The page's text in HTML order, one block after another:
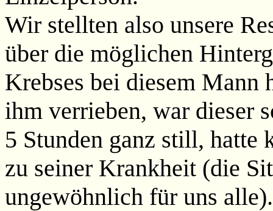
Wir stellten also unsere
über die möglichen
Krebses bei diesem
ihm verrieben, war dieser
5 Stunden ganz still, hatte
zu seiner Krankheit (die
ungewöhnlich für uns